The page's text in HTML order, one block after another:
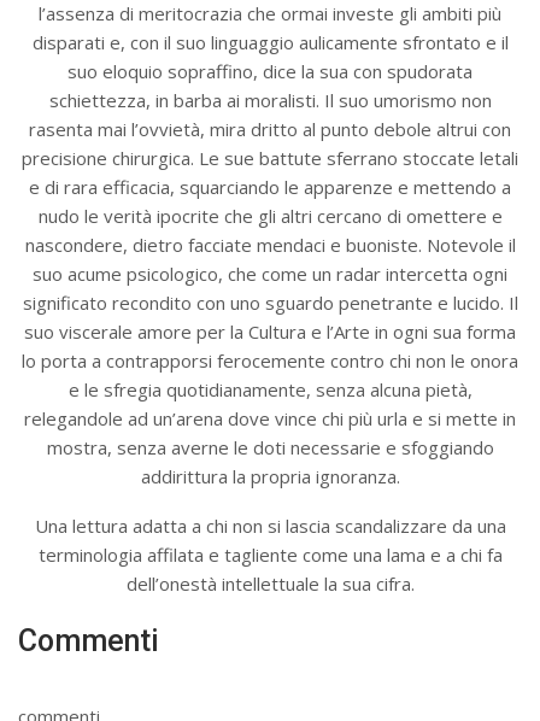
l’assenza di meritocrazia che ormai investe gli ambiti più
disparati e, con il suo linguaggio aulicamente sfrontato e il
suo eloquio sopraffino, dice la sua con spudorata
schiettezza, in barba ai moralisti. Il suo umorismo non
rasenta mai l’ovvietà, mira dritto al punto debole altrui con
precisione chirurgica. Le sue battute sferrano stoccate letali
e di rara efficacia, squarciando le apparenze e mettendo a
nudo le verità ipocrite che gli altri cercano di omettere e
nascondere, dietro facciate mendaci e buoniste. Notevole il
suo acume psicologico, che come un radar intercetta ogni
significato recondito con uno sguardo penetrante e lucido. Il
suo viscerale amore per la Cultura e l’Arte in ogni sua forma
lo porta a contrapporsi ferocemente contro chi non le onora
e le sfregia quotidianamente, senza alcuna pietà,
relegandole ad un’arena dove vince chi più urla e si mette in
mostra, senza averne le doti necessarie e sfoggiando
addirittura la propria ignoranza.
Una lettura adatta a chi non si lascia scandalizzare da una
terminologia affilata e tagliente come una lama e a chi fa
dell’onestà intellettuale la sua cifra.
Commenti